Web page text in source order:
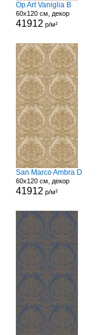
Op Art Vaniglia B
60x120 см, декор
41912 р/м²
San Marco Ambra D
60x120 см, декор
41912 р/м²